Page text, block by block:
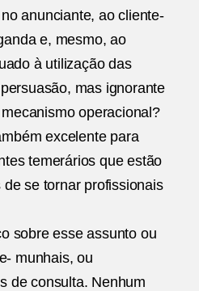
anunciante, ao cliente-
e, mesmo, ao
à utilização das
mas ignorante
operacional?
excelente para
temerários que estão
se tornar profissionais
sobre esse assunto ou
munhais, ou
de consulta. Nenhum